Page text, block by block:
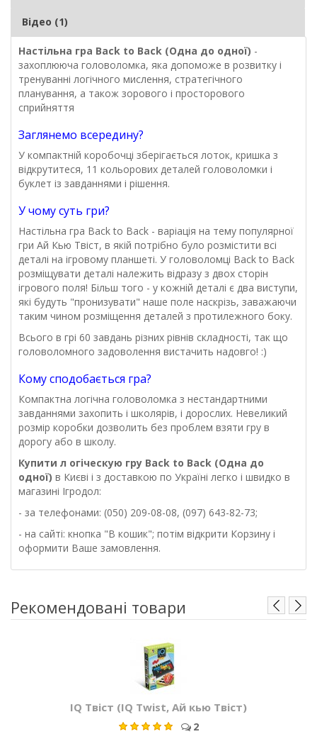
Відео (1)
Настільна гра Back to Back (Одна до одної) -
захоплююча головоломка, яка допоможе в розвитку і
тренуванні логічного мислення, стратегічного
планування, а також зорового і просторового
сприйняття
Заглянемо всередину?
У компактній коробочці зберігається лоток, кришка з
відкрутитеся, 11 кольорових деталей головоломки і
буклет із завданнями і рішення.
У чому суть гри?
Настільна гра Back to Back - варіація на тему популярної
гри Ай Кью Твіст, в якій потрібно було розмістити всі
деталі на ігровому планшеті. У головоломці Back to Back
розміщувати деталі належить відразу з двох сторін
ігрового поля! Більш того - у кожній деталі є два виступи,
які будуть "пронизувати" наше поле наскрізь, заважаючи
таким чином розміщення деталей з протилежного боку.
Всього в грі 60 завдань різних рівнів складності, так що
головоломного задоволення вистачить надовго! :)
Кому сподобається гра?
Компактна логічна головоломка з нестандартними
завданнями захопить і школярів, і дорослих. Невеликий
розмір коробки дозволить без проблем взяти гру в
дорогу або в школу.
Купити л огіческую гру Back to Back (Одна до
одної) в Києві і з доставкою по Україні легко і швидко в
магазині Ігродол:
- за телефонами: (050) 209-08-08, (097) 643-82-73;
- на сайті: кнопка "В кошик"; потім відкрити Корзину і
оформити Ваше замовлення.
Рекомендовані товари
IQ Твіст (IQ Twist, Ай кью Твіст)
2